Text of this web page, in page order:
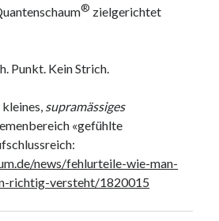
® zielgerichtet
Punkt. Kein Strich.
supramässiges
«gefühlte
news/fehlurteile-wie-man-
richtig-versteht/1820015